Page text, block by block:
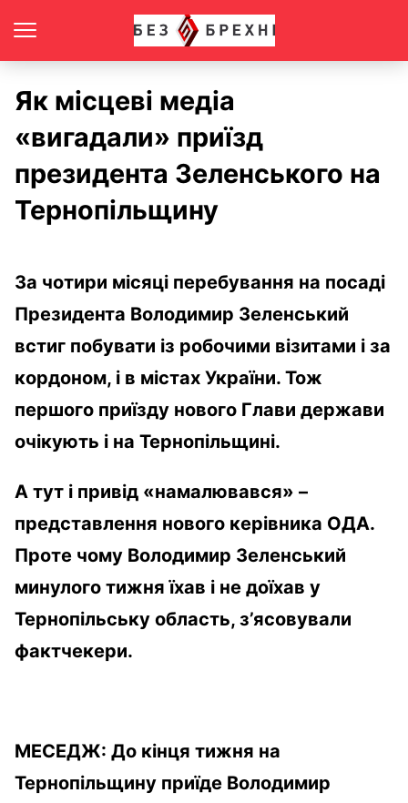
Як місцеві медіа
«вигадали» приїзд
президента Зеленського на
Тернопільщину
За чотири місяці перебування на посаді
Президента Володимир Зеленський
встиг побувати із робочими візитами і за
кордоном, і в містах України. Тож
першого приїзду нового Глави держави
очікують і на Тернопільщині.
А тут і привід «намалювався» –
представлення нового керівника ОДА.
Проте чому Володимир Зеленський
минулого тижня їхав і не доїхав у
Тернопільську область, з’ясовували
фактчекери.
МЕСЕДЖ: До кінця тижня на
Тернопільщину приїде Володимир